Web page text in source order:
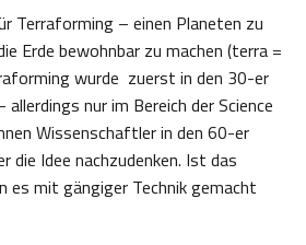
Terraforming – einen Planeten zu
Erde bewohnbar zu machen (terra =
wurde zuerst in den 30-er
nur im Bereich der Science
Wissenschaftler in den 60-er
die Idee nachzudenken. Ist das
es mit gängiger Technik gemacht